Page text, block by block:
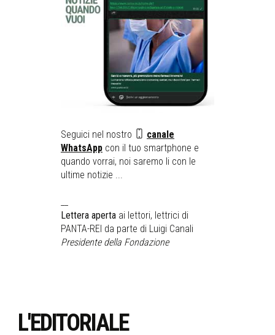
Seguici nel nostro
canale
WhatsApp con il tuo smartphone e
quando vorrai, noi saremo li con le
ultime notizie ...
Lettera aperta ai lettori, lettrici di
PANTA-REI da parte di Luigi Canali
Presidente della Fondazione
L'EDITORIALE